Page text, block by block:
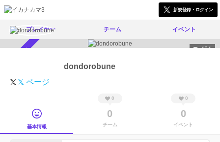
新規登録・ログイン
プレイヤー チーム イベント
464
dondorobune
𝕏 ページ
基本情報
0
0
チーム
0
0
イベント